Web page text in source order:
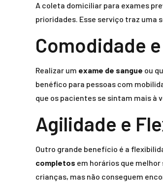
A coleta domiciliar para exames
prioridades. Esse serviço traz uma
Comodidade
Realizar um exame de sangue ou
benéfico para pessoas com
que os pacientes se sintam mais à
Agilidade e
Outro grande benefício é a
completos em horários que
crianças, mas não conseguem